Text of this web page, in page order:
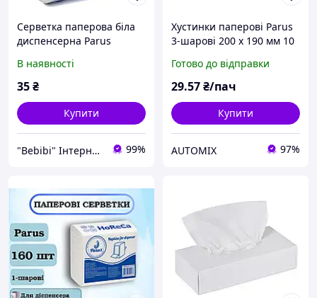
Серветка паперова біла
диспенсерна Parus
В наявності
35₴
Купити
"Bebibi" Інтернет магазин 99%
Хустинки паперові Parus
3-шарові 200 х 190 мм 10
Готово до відправки
29.57₴/пач
Купити
AUTOMIX 97%